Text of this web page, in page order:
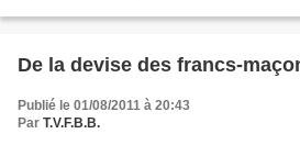
De la devise des francs-
Publié le 01/08/2011 à 20:43
Par T.V.F.B.B.